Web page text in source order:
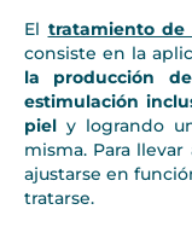
El tratamiento de
consiste en la
la producción
estimulación
piel y logrando
misma. Para
ajustarse en
tratarse.